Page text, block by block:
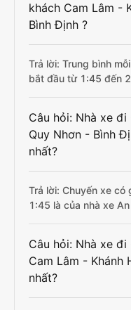
khách Cam Lâm -
Bình Định ?
Trả lời: Trung bình
bắt đầu từ 1:45 đến
Câu hỏi: Nhà xe đi
Quy Nhơn - Bình
nhất?
Trả lời: Chuyến xe
1:45 là của nhà xe
Câu hỏi: Nhà xe
Cam Lâm - Khánh
nhất?